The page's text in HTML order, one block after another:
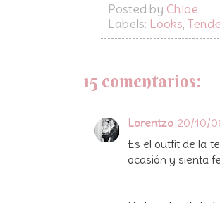
Posted by Chloe
Labels: Looks,
15 comentarios:
Lorentzo 20/10/
Es el outfit de la
ocasión y sienta